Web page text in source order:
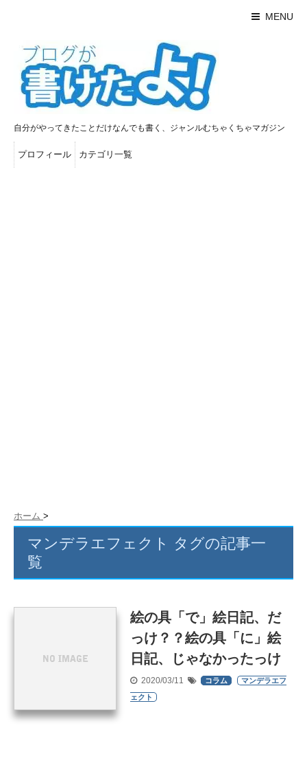
MENU
自分がやってきたことだけなんでも書く、ジャンルむちゃくちゃマガジン
プロフィール カテゴリ一覧
ホーム >
マンデラエフェクト タグの記事一
覧
絵の具「で」絵日記、だ
っけ？？絵の具「に」絵
日記、じゃなかったっけ
2020/03/11 コラム
マンデラエフ
ェクト